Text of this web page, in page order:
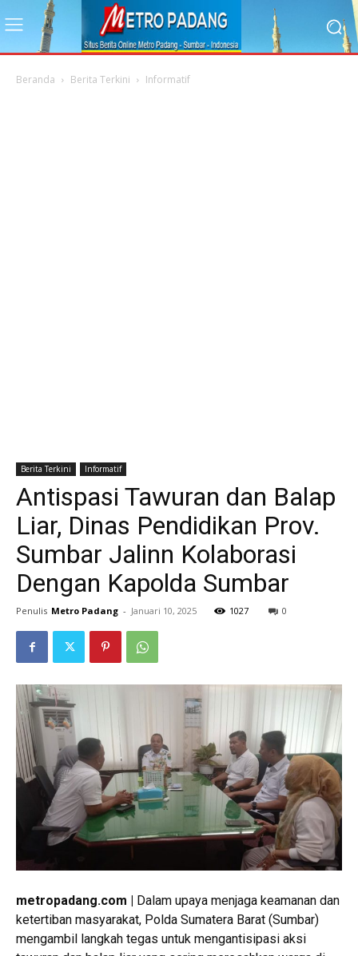
Beranda Berita Terkini Informatif
Berita Terkini Informatif
Antispasi Tawuran dan Balap
Liar, Dinas Pendidikan Prov.
Sumbar Jalinn Kolaborasi
Dengan Kapolda Sumbar
Penulis Metro Padang - Januari 10, 2025 1027 0
metropadang.com |
Dalam upaya menjaga keamanan dan
ketertiban masyarakat, Polda Sumatera Barat (Sumbar)
mengambil langkah tegas untuk mengantisipasi aksi